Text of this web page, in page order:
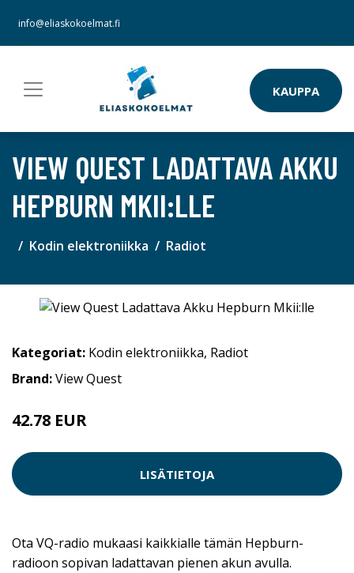
info@eliaskokoelmat.fi
KAUPPA
VIEW QUEST LADATTAVA AKKU
HEPBURN MKII:LLE
Kodin elektroniikka Radiot
Kategoriat: Kodin elektroniikka, Radiot
Brand:View Quest
42.78 EUR
LISÄTIETOJA
Ota VQ-radio mukaasi kaikkialle tämän Hepburn-
radioon sopivan ladattavan pienen akun avulla.